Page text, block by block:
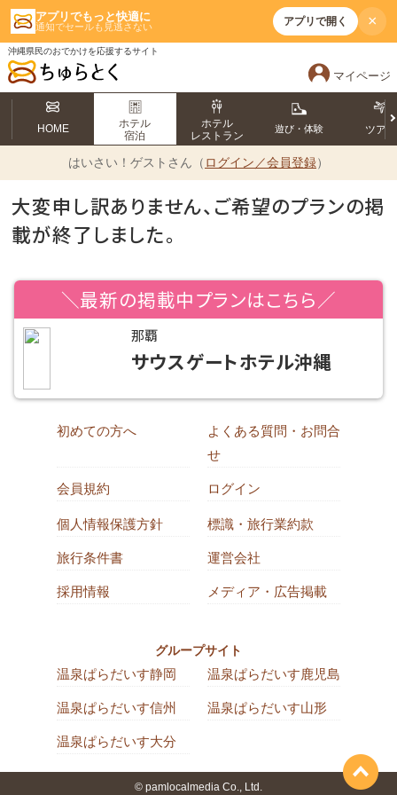
アプリでもっと快適に
通知でセールも見逃さない アプリで開く ×
沖縄県民のおでかけを応援するサイト
マイページ
HOME
ホテル
宿泊
ホテル
レストラン
遊び・体験 ツアー
はいさい！ ゲストさん（ ログイン／会員登録）
大変申し訳ありません、ご希望のプランの掲
載が終了しました。
＼最新の掲載中プランはこちら／
那覇
サウスゲートホテル沖縄
初めての方へ
よくある質問・お問合
せ
会員規約 ログイン
個人情報保護方針 標識・旅行業約款
旅行条件書 運営会社
採用情報 メディア・広告掲載
グループサイト
温泉ぱらだいす静岡 温泉ぱらだいす鹿児島
温泉ぱらだいす信州 温泉ぱらだいす山形
温泉ぱらだいす大分
© pamlocalmedia Co., Ltd.